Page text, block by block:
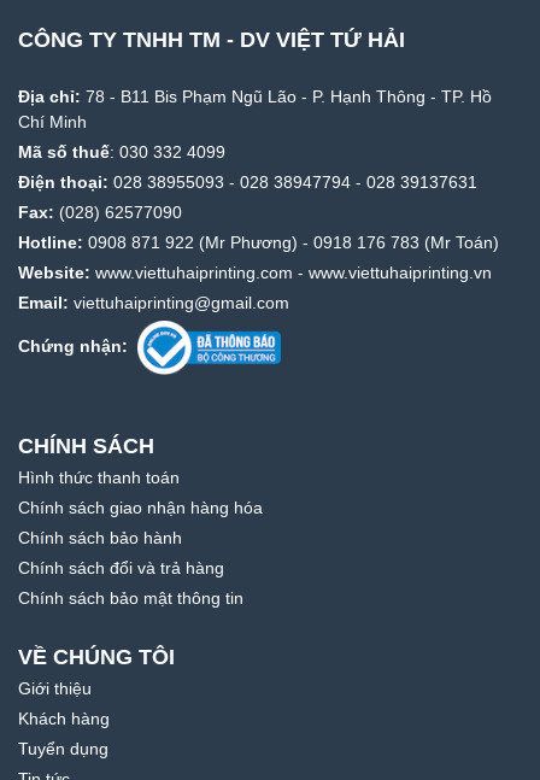
CÔNG TY TNHH TM - DV VIỆT TỨ HẢI
Địa chỉ: 78 - B11 Bis Phạm Ngũ Lão - P. Hạnh Thông - TP. Hồ
Chí Minh
Mã số thuế: 030 332 4099
Điện thoại: 028 38955093 - 028 38947794 - 028 39137631
Fax: (028) 62577090
Hotline: 0908 871 922 (Mr Phương) - 0918 176 783 (Mr Toán)
Website: www.viettuhaiprinting.com - www.viettuhaiprinting.vn
Email: viettuhaiprinting@gmail.com
Chứng nhận:
CHÍNH SÁCH
Hình thức thanh toán
Chính sách giao nhận hàng hóa
Chính sách bảo hành
Chính sách đổi và trả hàng
Chính sách bảo mật thông tin
VỀ CHÚNG TÔI
Giới thiệu
Khách hàng
Tuyển dụng